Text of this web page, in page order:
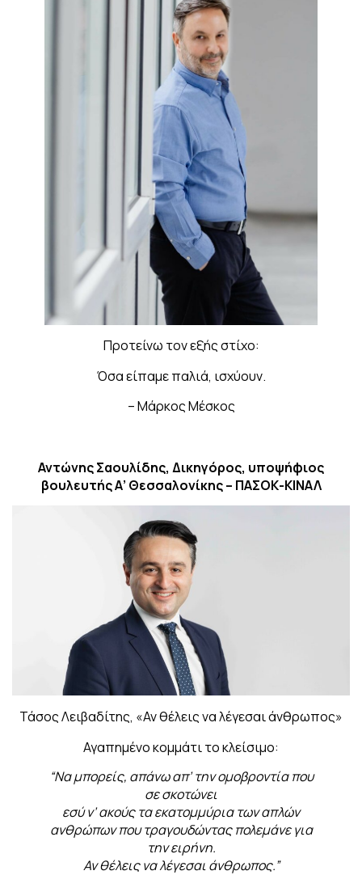
Προτείνω τον εξής στίχο:
Όσα είπαμε παλιά, ισχύουν.
– Μάρκος Μέσκος
Αντώνης Σαουλίδης, Δικηγόρος, υποψήφιος
βουλευτής Α’ Θεσσαλονίκης – ΠΑΣΟΚ-ΚΙΝΑΛ
Τάσος Λειβαδίτης, «Αν θέλεις να λέγεσαι άνθρωπος»
Αγαπημένο κομμάτι το κλείσιμο:
“Να μπορείς, απάνω απ’ την ομοβροντία που
σε σκοτώνει
εσύ ν’ ακούς τα εκατομμύρια των απλών
ανθρώπων που τραγουδώντας πολεμάνε για
την ειρήνη.
Αν θέλεις να λέγεσαι άνθρωπος.”